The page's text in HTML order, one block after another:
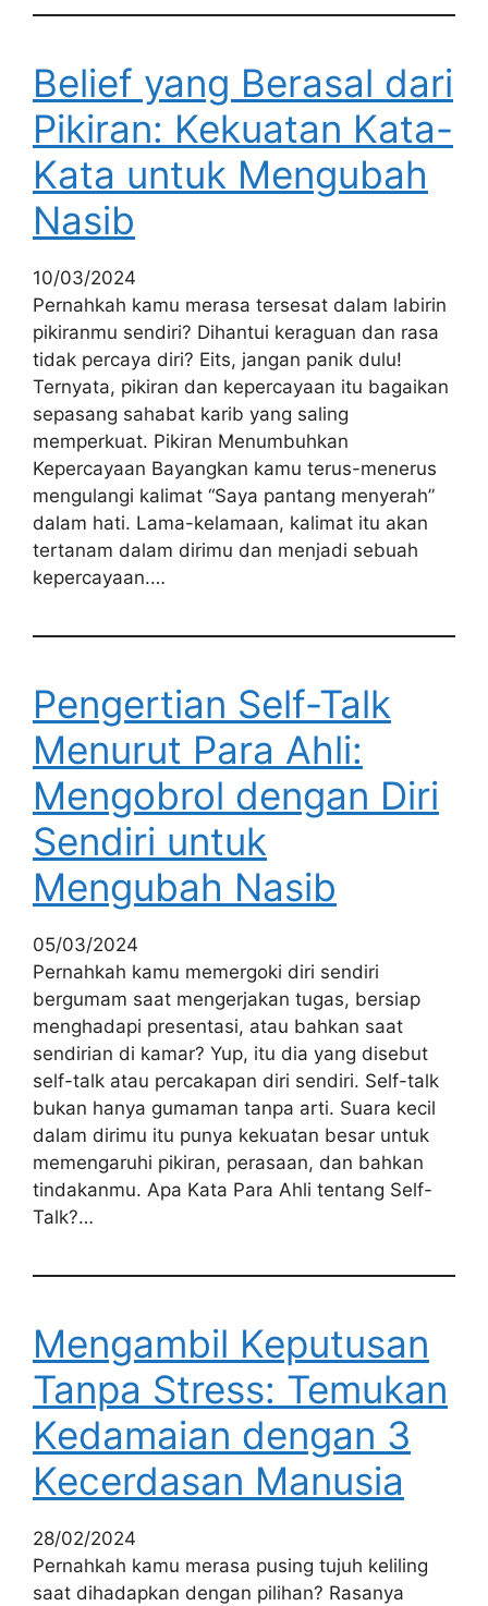
Belief yang Berasal dari
Pikiran: Kekuatan Kata-
Kata untuk Mengubah
Nasib
10/03/2024
Pernahkah kamu merasa tersesat dalam labirin
pikiranmu sendiri? Dihantui keraguan dan rasa
tidak percaya diri? Eits, jangan panik dulu!
Ternyata, pikiran dan kepercayaan itu bagaikan
sepasang sahabat karib yang saling
memperkuat. Pikiran Menumbuhkan
Kepercayaan Bayangkan kamu terus-menerus
mengulangi kalimat “Saya pantang menyerah”
dalam hati. Lama-kelamaan, kalimat itu akan
tertanam dalam dirimu dan menjadi sebuah
kepercayaan.…
Pengertian Self-Talk
Menurut Para Ahli:
Mengobrol dengan Diri
Sendiri untuk
Mengubah Nasib
05/03/2024
Pernahkah kamu memergoki diri sendiri
bergumam saat mengerjakan tugas, bersiap
menghadapi presentasi, atau bahkan saat
sendirian di kamar? Yup, itu dia yang disebut
self-talk atau percakapan diri sendiri. Self-talk
bukan hanya gumaman tanpa arti. Suara kecil
dalam dirimu itu punya kekuatan besar untuk
memengaruhi pikiran, perasaan, dan bahkan
tindakanmu. Apa Kata Para Ahli tentang Self-
Talk?…
Mengambil Keputusan
Tanpa Stress: Temukan
Kedamaian dengan 3
Kecerdasan Manusia
28/02/2024
Pernahkah kamu merasa pusing tujuh keliling
saat dihadapkan dengan pilihan? Rasanya